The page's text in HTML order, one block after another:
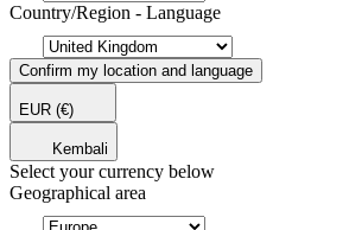
Country/Region - Language
Confirm my location and language
EUR (€)
Kembali
Select your currency below
Geographical area